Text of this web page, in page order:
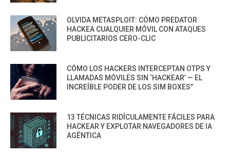
OLVIDA METASPLOIT: CÓMO PREDATOR
HACKEA CUALQUIER MÓVIL CON ATAQUES
PUBLICITARIOS CERO-CLIC
CÓMO LOS HACKERS INTERCEPTAN OTPS Y
LLAMADAS MÓVILES SIN ‘HACKEAR’ — EL
INCREÍBLE PODER DE LOS SIM BOXES”
13 TÉCNICAS RIDÍCULAMENTE FÁCILES PARA
HACKEAR Y EXPLOTAR NAVEGADORES DE IA
AGÉNTICA